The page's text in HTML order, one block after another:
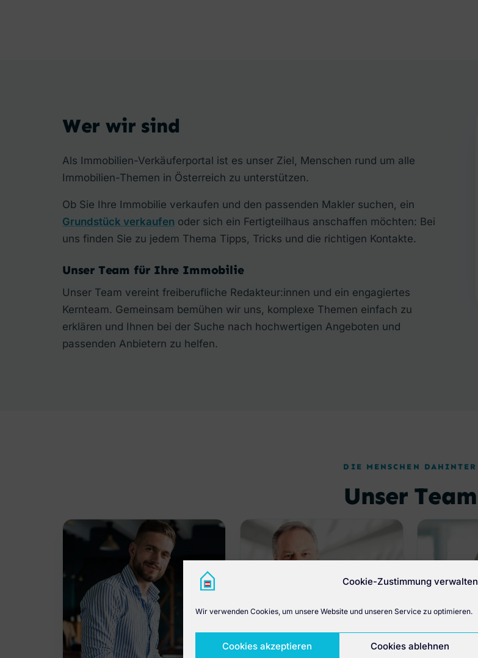
Cookie-Zustimmung verwalten
Wir verwenden Cookies, um unsere Website und unseren Service zu optimieren.
Cookies akzeptieren Cookies ablehnen
Wer wir sind
Als Immobilien-Verkäuferportal ist es unser Ziel, Menschen rund um alle
Immobilien-Themen in Österreich zu unterstützen.
Ob Sie Ihre Immobilie verkaufen und den passenden Makler suchen, ein
Grundstück verkaufen oder sich ein Fertigteilhaus anschaffen möchten: Bei
uns finden Sie zu jedem Thema Tipps, Tricks und die richtigen Kontakte.
Unser Team für Ihre Immobilie
Unser Team vereint freiberufliche Redakteur:innen und ein engagiertes
Kernteam. Gemeinsam bemühen wir uns, komplexe Themen einfach zu
erklären und Ihnen bei der Suche nach hochwertigen Angeboten und
passenden Anbietern zu helfen.
DIE MENSCHEN DAHINTER
Unser Team